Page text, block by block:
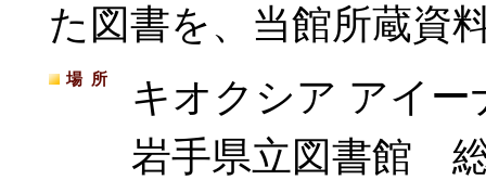
た図書を、当館所蔵資
場所
キオクシア アイー
岩手県立図書館